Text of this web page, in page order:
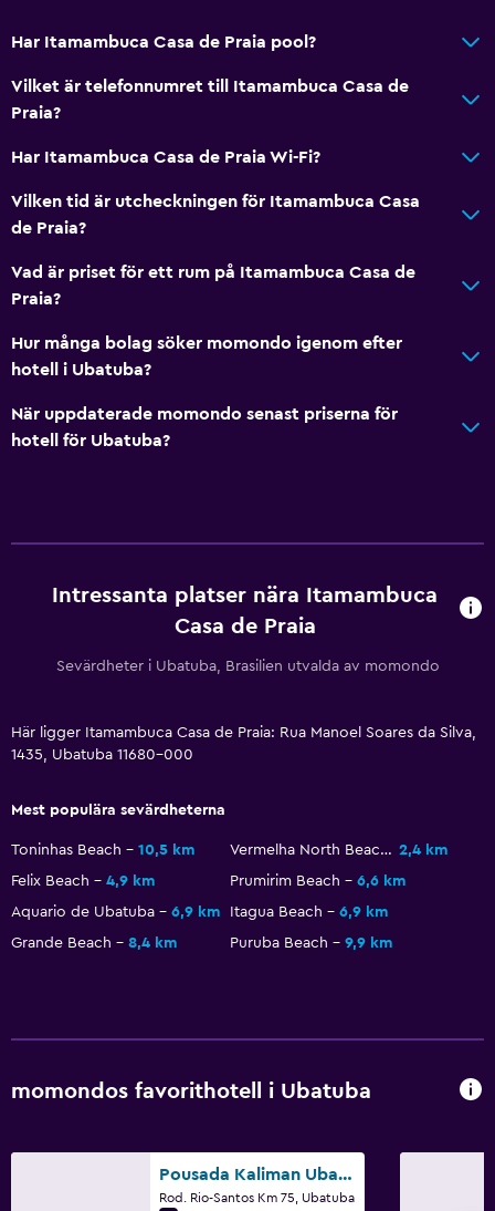
Tillgänglighet och lämplighet
Rökfria rum tillgängliga
Rökningsområden
Hälsa och säkerhet
Förstahjälpenlåda
Tvättstuga
Torkställ för kläder
Sovrum
Kakel/marmorgolv
Tjänster och bekvämligheter
Privat incheckning/utcheckning
Har Itamambuca Casa de Praia pool?
Vilket är telefonnumret till Itamambuca Casa de
Praia?
Har Itamambuca Casa de Praia Wi-Fi?
Vilken tid är utcheckningen för Itamambuca Casa
de Praia?
Vad är priset för ett rum på Itamambuca Casa de
Praia?
Hur många bolag söker momondo igenom efter
hotell i Ubatuba?
När uppdaterade momondo senast priserna för
hotell för Ubatuba?
Intressanta platser nära Itamambuca
Casa de Praia
Sevärdheter i Ubatuba, Brasilien utvalda av momondo
Här ligger Itamambuca Casa de Praia: Rua Manoel Soares da Silva,
1435, Ubatuba 11680-000
Mest populära sevärdheterna
Toninhas Beach 10,5 km Vermelha North Beach 2,4 km
Felix Beach
4,9 km Prumirim Beach
6,6 km
Aquario de Ubatuba
6,9 km Itagua Beach
6,9 km
Grande Beach
8,4 km Puruba Beach 9,9 km
momondos favorithotell i Ubatuba
Pousada Kaliman Ubatuba
Rod. Rio-Santos Km 75, Ubatuba